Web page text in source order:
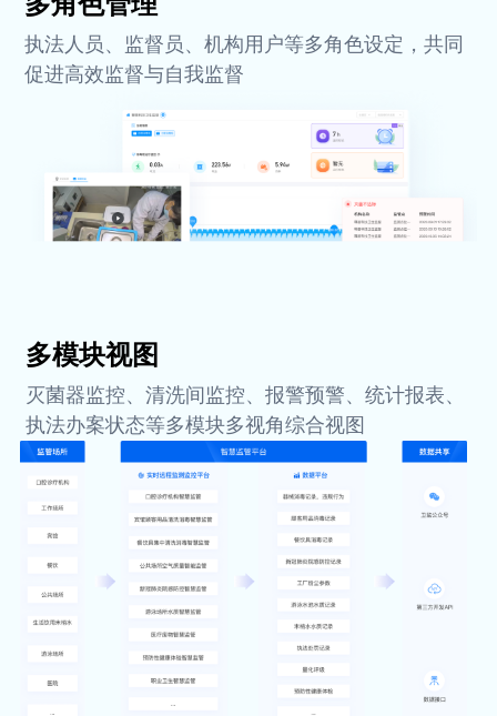
执法人员、监督员、机构用户等多角色设定，共同
促进高效监督与自我监督
多模块视图
灭菌器监控、清洗间监控、报警预警、统计报表、
执法办案状态等多模块多视角综合视图